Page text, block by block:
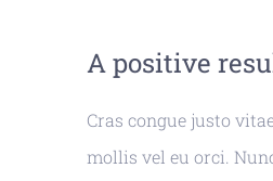
A positive
Cras congue justo
mollis vel eu orci.